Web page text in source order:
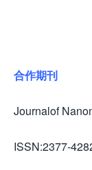
合作期刊
Journalof
ISSN:2377-